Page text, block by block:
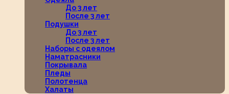
До 3 лет
После 3 лет
Подушки
До 3 лет
После 3 лет
Наборы с одеялом
Наматрасники
Покрывала
Пледы
Полотенца
Халаты